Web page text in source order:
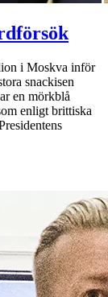
i Moskva inför
snackisen
en mörkblå
enligt brittiska